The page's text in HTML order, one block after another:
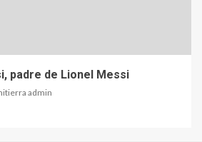
padre de Lionel Messi
admin